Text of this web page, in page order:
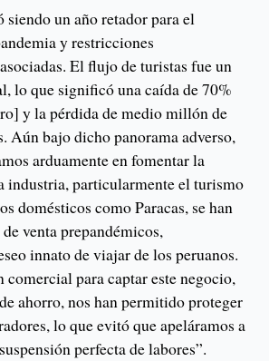
un año retador para el
y restricciones
El flujo de turistas fue un
lo que significó una caída de 70%
y la pérdida de medio millón de
Aún bajo dicho panorama adverso,
arduamente en fomentar la
industria, particularmente el turismo
domésticos como Paracas, se han
venta prepandémicos,
innato de viajar de los peruanos.
comercial para captar este negocio,
ahorro, nos han permitido proteger
lo que evitó que apeláramos a
perfecta de labores”.